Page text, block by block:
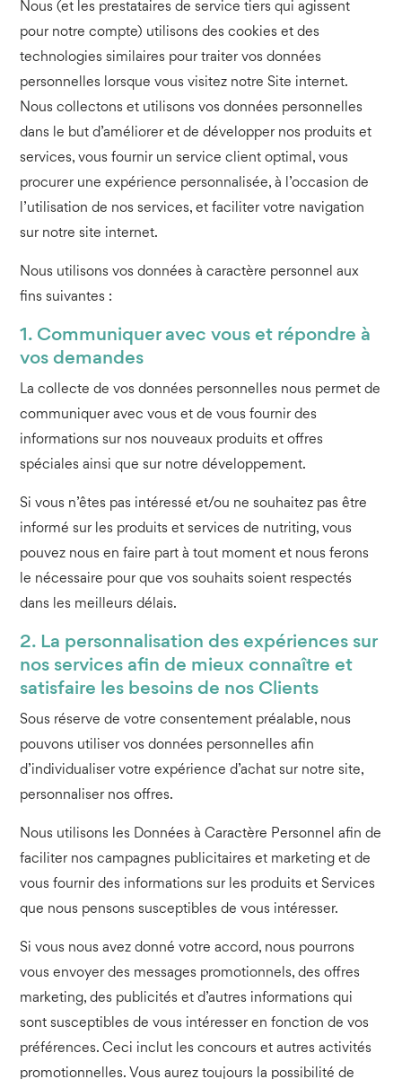
Nous (et les prestataires de service tiers qui agissent
pour notre compte) utilisons des cookies et des
technologies similaires pour traiter vos données
personnelles lorsque vous visitez notre Site internet.
Nous collectons et utilisons vos données personnelles
dans le but d’améliorer et de développer nos produits et
services, vous fournir un service client optimal, vous
procurer une expérience personnalisée, à l’occasion de
l’utilisation de nos services, et faciliter votre navigation
sur notre site internet.
Nous utilisons vos données à caractère personnel aux
fins suivantes :
1. Communiquer avec vous et répondre à
vos demandes
La collecte de vos données personnelles nous permet de
communiquer avec vous et de vous fournir des
informations sur nos nouveaux produits et offres
spéciales ainsi que sur notre développement.
Si vous n’êtes pas intéressé et/ou ne souhaitez pas être
informé sur les produits et services de nutriting, vous
pouvez nous en faire part à tout moment et nous ferons
le nécessaire pour que vos souhaits soient respectés
dans les meilleurs délais.
2. La personnalisation des expériences sur
nos services afin de mieux connaître et
satisfaire les besoins de nos Clients
Sous réserve de votre consentement préalable, nous
pouvons utiliser vos données personnelles afin
d’individualiser votre expérience d’achat sur notre site,
personnaliser nos offres.
Nous utilisons les Données à Caractère Personnel afin de
faciliter nos campagnes publicitaires et marketing et de
vous fournir des informations sur les produits et Services
que nous pensons susceptibles de vous intéresser.
Si vous nous avez donné votre accord, nous pourrons
vous envoyer des messages promotionnels, des offres
marketing, des publicités et d’autres informations qui
sont susceptibles de vous intéresser en fonction de vos
préférences. Ceci inclut les concours et autres activités
promotionnelles. Vous aurez toujours la possibilité de